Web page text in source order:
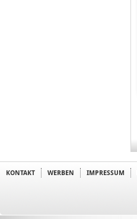
KONTAKT WERBEN IMPRESSUM